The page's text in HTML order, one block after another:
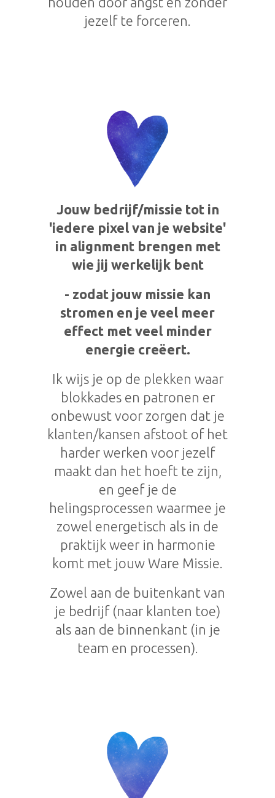
jezelf te forceren.
Jouw bedrijf/missie tot in
'iedere pixel van je website'
in alignment brengen met
wie jij werkelijk bent
- zodat jouw missie kan
stromen en je veel meer
effect met veel minder
energie creëert.
Ik wijs je op de plekken waar
blokkades en patronen er
onbewust voor zorgen dat je
klanten/kansen afstoot of het
harder werken voor jezelf
maakt dan het hoeft te zijn,
en geef je de
helingsprocessen waarmee je
zowel energetisch als in de
praktijk weer in harmonie
komt met jouw Ware Missie.
Zowel aan de buitenkant van
je bedrijf (naar klanten toe)
als aan de binnenkant (in je
team en processen).